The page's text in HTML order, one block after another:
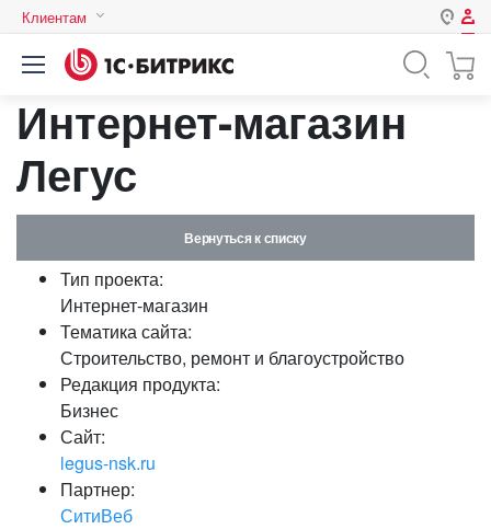
Клиентам
Казахстан
Авторизация
Пароль
Забыли свой пароль?
Интернет-магазин
Легус
Вернуться к списку
Тип проекта:
Интернет-магазин
Тематика сайта:
Строительство, ремонт и благоустройство
Редакция продукта:
Бизнес
Сайт:
legus-nsk.ru
Партнер:
СитиВеб